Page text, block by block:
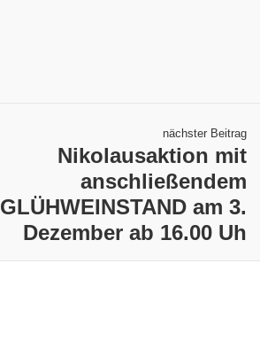
nächster Beitrag
Nikolausaktion mit
anschließendem
GLÜHWEINSTAND am 3.
Dezember ab 16.00 Uh